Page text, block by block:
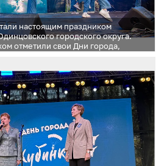
настоящим праздником
городского округа.
отметили свои Дни города,